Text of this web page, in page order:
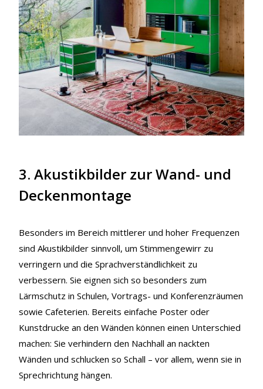
3. Akustikbilder zur Wand- und
Deckenmontage
Besonders im Bereich mittlerer und hoher Frequenzen
sind Akustikbilder sinnvoll, um Stimmengewirr zu
verringern und die Sprachverständlichkeit zu
verbessern. Sie eignen sich so besonders zum
Lärmschutz in Schulen, Vortrags- und Konferenzräumen
sowie Cafeterien. Bereits einfache Poster oder
Kunstdrucke an den Wänden können einen Unterschied
machen: Sie verhindern den Nachhall an nackten
Wänden und schlucken so Schall – vor allem, wenn sie in
Sprechrichtung hängen.